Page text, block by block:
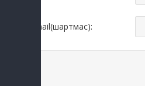
Email(шартмас):